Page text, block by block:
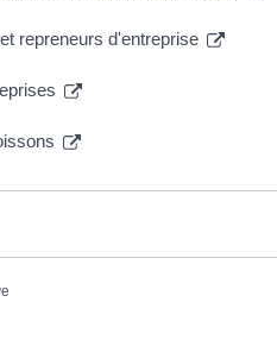
repreneurs d'entreprise